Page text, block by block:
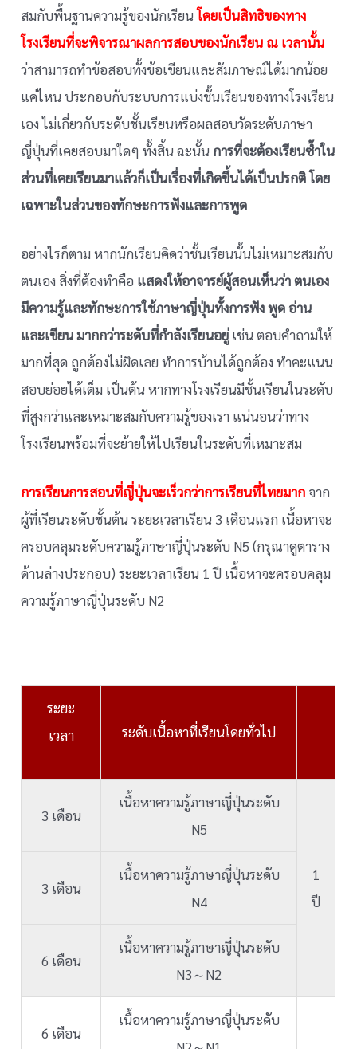
สมกับพื้นฐานความรู้ของนักเรียนโดยเป็นสิทธิของทาง
โรงเรียนที่จะพิจารณาผลการสอบของนักเรียน ณ เวลานั้น
ว่าสามารถทำข้อสอบทั้งข้อเขียนและสัมภาษณ์ได้มากน้อย
แค่ไหน ประกอบกับระบบการแบ่งชั้นเรียนของทางโรงเรียน
เอง ไม่เกี่ยวกับระดับชั้นเรียนหรือผลสอบวัดระดับภาษา
ญี่ปุ่นที่เคยสอบมาใดๆ ทั้งสิ้น ฉะนั้น การที่จะต้องเรียนซ้ำใน
ส่วนที่เคยเรียนมาแล้วก็เป็นเรื่องที่เกิดขึ้นได้เป็นปรกติ โดย
เฉพาะในส่วนของทักษะการฟังและการพูด
อย่างไรก็ตาม หากนักเรียนคิดว่าชั้นเรียนนั้นไม่เหมาะสมกับ
ตนเอง สิ่งที่ต้องทำคือ แสดงให้อาจารย์ผู้สอนเห็นว่า ตนเอง
มีความรู้และทักษะการใช้ภาษาญี่ปุ่นทั้งการฟัง พูด อ่าน
และเขียน มากกว่าระดับที่กำลังเรียนอยู่เช่น ตอบคำถามให้
มากที่สุด ถูกต้องไม่ผิดเลย ทำการบ้านได้ถูกต้อง ทำคะแนน
สอบย่อยได้เต็ม เป็นต้น หากทางโรงเรียนมีชั้นเรียนในระดับ
ที่สูงกว่าและเหมาะสมกับความรู้ของเรา แน่นอนว่าทาง
โรงเรียนพร้อมที่จะย้ายให้ไปเรียนในระดับที่เหมาะสม
การเรียนการสอนที่ญี่ปุ่นจะเร็วกว่าการเรียนที่ไทยมาก จาก
ผู้ที่เรียนระดับชั้นต้น ระยะเวลาเรียน 3 เดือนแรก เนื้อหาจะ
ครอบคลุมระดับความรู้ภาษาญี่ปุ่นระดับ N5 (กรุณาดูตาราง
ด้านล่างประกอบ) ระยะเวลาเรียน 1 ปี เนื้อหาจะครอบคลุม
ความรู้ภาษาญี่ปุ่นระดับ N2
ระยะ
เวลา
ระดับเนื้อหาที่เรียนโดยทั่วไป
3 เดือน
เนื้อหาความรู้ภาษาญี่ปุ่นระดับ
N5
1
ปี
3 เดือน
เนื้อหาความรู้ภาษาญี่ปุ่นระดับ
N4
6 เดือน
เนื้อหาความรู้ภาษาญี่ปุ่นระดับ
N3～N2
6 เดือน
เนื้อหาความรู้ภาษาญี่ปุ่นระดับ